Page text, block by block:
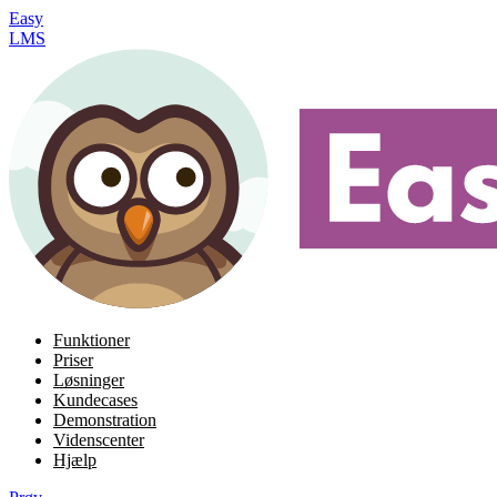
Easy
LMS
Funktioner
Priser
Løsninger
Kundecases
Demonstration
Videnscenter
Hjælp